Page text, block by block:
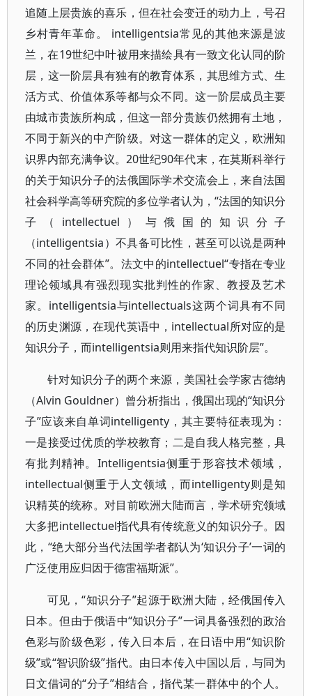
追随上层贵族的喜乐，但在社会变迁的动力上，号召
乡村青年革命。 intelligentsia常见的其他来源是波
兰，在19世纪中叶被用来描绘具有一致文化认同的阶
层，这一阶层具有独有的教育体系，其思维方式、生
活方式、价值体系等都与众不同。这一阶层成员主要
由城市贵族所构成，但这一部分贵族仍然拥有土地，
不同于新兴的中产阶级。对这一群体的定义，欧洲知
识界内部充满争议。20世纪90年代末，在莫斯科举行
的关于知识分子的法俄国际学术交流会上，来自法国
社会科学高等研究院的多位学者认为，“法国的知识分
子（intellectuel）与俄国的知识分子
（intelligentsia）不具备可比性，甚至可以说是两种
不同的社会群体”。法文中的intellectuel“专指在专业
理论领域具有强烈现实批判性的作家、教授及艺术
家。intelligentsia与intellectuals这两个词具有不同
的历史渊源，在现代英语中，intellectual所对应的是
知识分子，而intelligentsia则用来指代知识阶层”。
针对知识分子的两个来源，美国社会学家古德纳
（Alvin Gouldner）曾分析指出，俄国出现的“知识分
子”应该来自单词intelligenty，其主要特征表现为：
一是接受过优质的学校教育；二是自我人格完整，具
有批判精神。Intelligentsia侧重于形容技术领域，
intellectual侧重于人文领域，而intelligenty则是知
识精英的统称。对目前欧洲大陆而言，学术研究领域
大多把intellectuel指代具有传统意义的知识分子。因
此，“绝大部分当代法国学者都认为‘知识分子’一词的
广泛使用应归因于德雷福斯派”。
可见，“知识分子”起源于欧洲大陆，经俄国传入
日本。但由于俄语中“知识分子”一词具备强烈的政治
色彩与阶级色彩，传入日本后，在日语中用“知识阶
级”或“智识阶级”指代。由日本传入中国以后，与同为
日文借词的“分子”相结合，指代某一群体中的个人。